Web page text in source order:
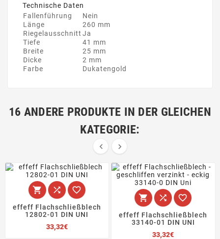
Technische Daten
Fallenführung
Nein
Länge
260 mm
Riegelausschnitt Ja
Tiefe
41 mm
Breite
25 mm
Dicke
2 mm
Farbe
Dukatengold
16 ANDERE PRODUKTE IN DER GLEICHEN
KATEGORIE:
 
  
effeff Flachschließblech
12802-01 DIN UNI
33,32€Preis
  
effeff Flachschließblech
33140-01 DIN UNI
33,32€Preis